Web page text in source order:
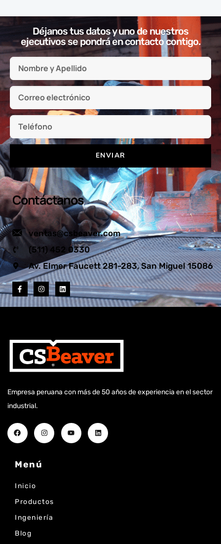
Contáctanos
ventas@csbeaver.com
(511) 452 0330
Av. Elmer Faucett 281-283, San Miguel 15086
Déjanos tus datos y uno de nuestros
ejecutivos se pondrá en contacto contigo.
ENVIAR
Empresa peruana con más de 50 años de experiencia en el sector
industrial.
Menú
Inicio
Productos
Ingeniería
Blog